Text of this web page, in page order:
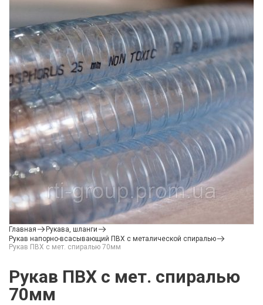
Главная
Рукава, шланги
Рукав напорно-всасывающий ПВХ с металической спиралью
Рукав ПВХ с мет. спиралью 70мм
Рукав ПВХ с мет. спиралью
70мм